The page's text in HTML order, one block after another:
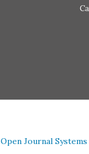
Open Journal Systems